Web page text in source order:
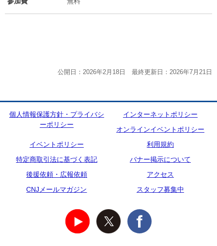
公開日：2026年2月18日 最終更新日：2026年7月21日
個人情報保護方針・プライバシ
ーポリシー
インターネットポリシー
オンラインイベントポリシー
イベントポリシー
利用規約
特定商取引法に基づく表記
バナー掲示について
後援依頼・広報依頼
アクセス
CNJメールマガジン
スタッフ募集中